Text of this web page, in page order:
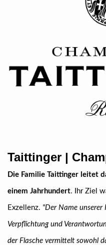
Taittinger |
Die Familie Taittinger leitet
einem Jahrhundert. Ihr Ziel
Exzellenz. "Der Name unserer
Verpflichtung und
der Flasche vermittelt sowohl